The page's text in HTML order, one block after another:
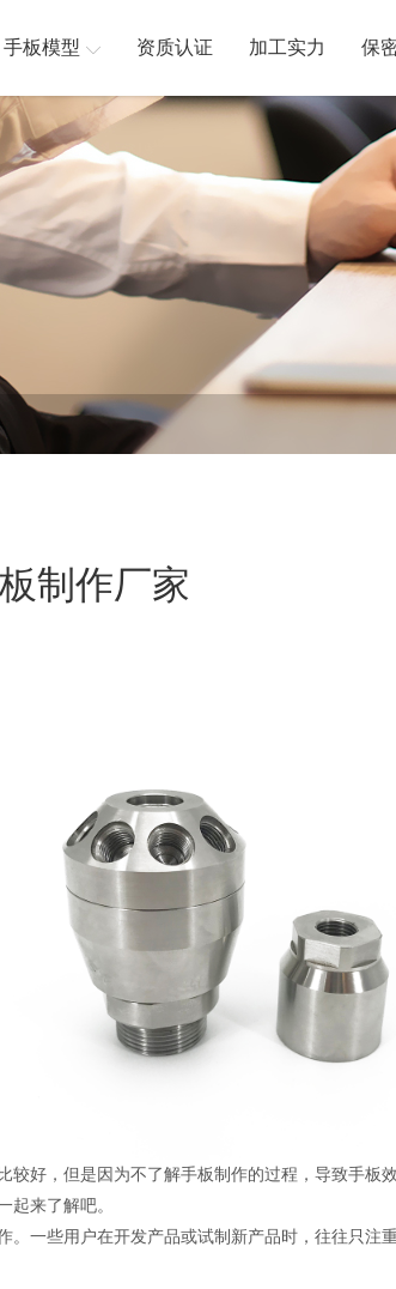
手板模型 资质认证 加工实力 保
制作厂家
好，但是因为不了解手板制作的过程，导致手板
起来了解吧。
一些用户在开发产品或试制新产品时，往往只注